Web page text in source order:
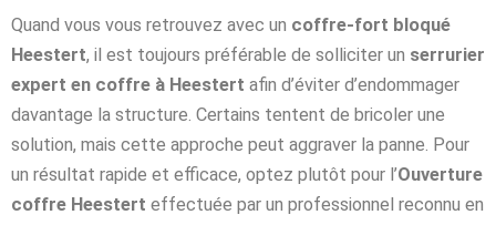
Quand vous vous retrouvez avec un coffre-fort bloqué
Heestert, il est toujours préférable de solliciter un serrurier
expert en coffre à Heestert afin d’éviter d’endommager
davantage la structure. Certains tentent de bricoler une
solution, mais cette approche peut aggraver la panne. Pour
un résultat rapide et efficace, optez plutôt pour l’Ouverture
coffre Heestert effectuée par un professionnel reconnu en